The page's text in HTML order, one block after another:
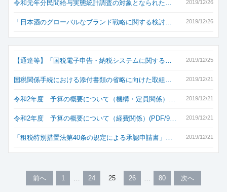
2019/12/26
令和元年分民間給与実態統計調査の対象となられた…
2019/12/26
「日本酒のグローバルなブランド戦略に関する検討…
2019/12/25
【通達等】「国税電子申告・納税システムに関する…
2019/12/21
国税関係手続における添付書類の省略に向けた取組…
2019/12/21
令和2年度 予算の概要について（機構・定員関係）…
2019/12/21
令和2年度 予算の概要について（経費関係）(PDF/9…
2019/12/21
「租税特別措置法第40条の規定による承認申請書」…
前へ 1 24 25 26 80 次へ